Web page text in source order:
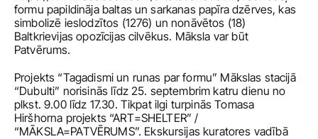
formu papildināja baltas un sarkanas papīra dzērves, kas
simbolizē ieslodzītos (1276) un nonāvētos (18)
Baltkrievijas opozīcijas cilvēkus. Māksla var būt
Patvērums.
Projekts “Tagadismi un runas par formu” Mākslas stacijā
“Dubulti” norisinās līdz 25. septembrim katru dienu no
plkst. 9.00 līdz 17.30. Tikpat ilgi turpinās Tomasa
Hiršhorna projekts “ART=SHELTER” /
“MĀKSLA=PATVĒRUMS”. Ekskursijas kuratores vadībā